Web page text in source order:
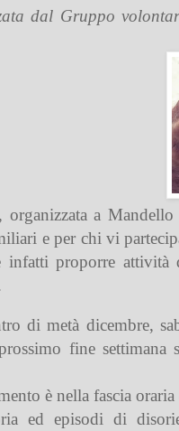
dal Gruppo
organizzata a
e per chi vi
infatti proporre
di metà dicembre,
fine settimana
è nella fascia
ed episodi di